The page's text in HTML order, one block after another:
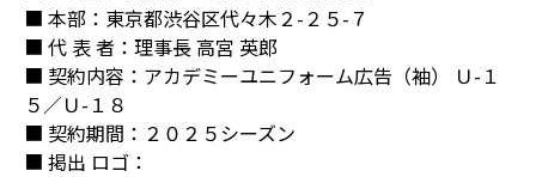
■ 本部：東京都渋谷区代々木２-２５-７
■ 代 表 者：理事長 高宮 英郎
■ 契約内容：アカデミーユニフォーム広告（袖） Ｕ-１
５／Ｕ-１８
■ 契約期間：２０２５シーズン
■ 掲出 ロゴ：